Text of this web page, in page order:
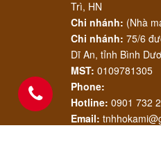
Trì, HN
Chi nhánh: (Nhà
Chi nhánh: 75/6
Dĩ An, tỉnh Bình
MST: 0109781305
Phone:
Hotline: 0901 732
Email: